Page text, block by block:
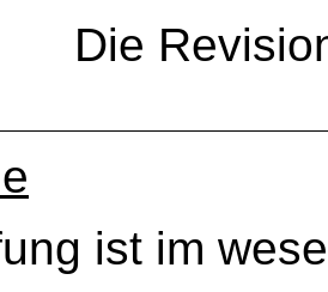
Die
ist im